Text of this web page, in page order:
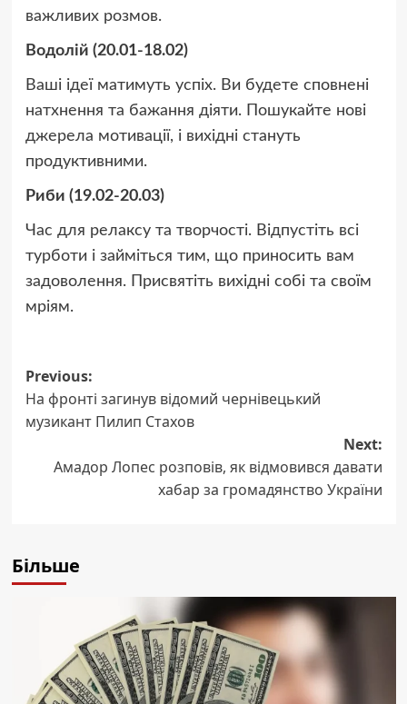
важливих розмов.
Водолій (20.01-18.02)
Ваші ідеї матимуть успіх. Ви будете сповнені
натхнення та бажання діяти. Пошукайте нові
джерела мотивації, і вихідні стануть
продуктивними.
Риби (19.02-20.03)
Час для релаксу та творчості. Відпустіть всі
турботи і займіться тим, що приносить вам
задоволення. Присвятіть вихідні собі та своїм
мріям.
Post
navigation
Previous:
На фронті загинув відомий чернівецький
музикант Пилип Стахов
Next:
Амадор Лопес розповів, як відмовився давати
хабар за громадянство України
Більше